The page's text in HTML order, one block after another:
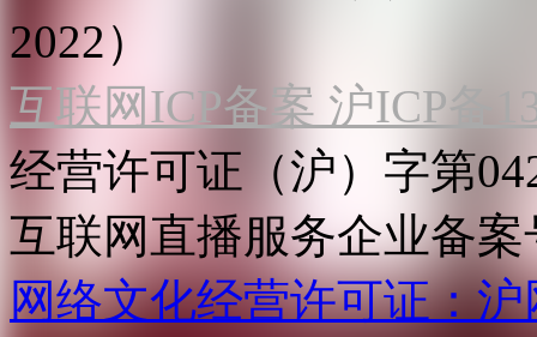
2022）
互联网ICP备案 沪ICP备
经营许可证（沪）字第
互联网直播服务企业备案
网络文化经营许可证：